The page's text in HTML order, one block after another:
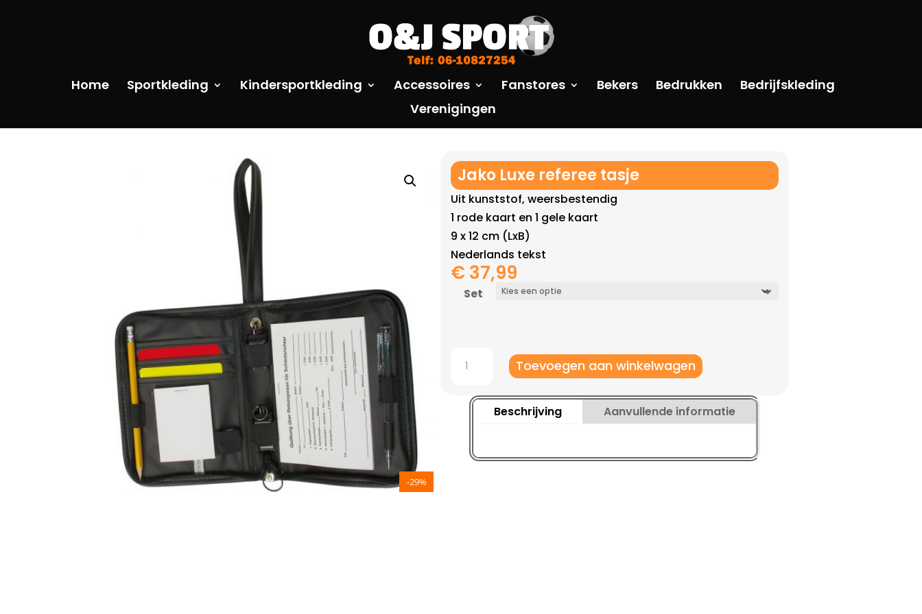
Home Sportkleding Kindersportkleding Accessoires Fanstores Bekers Bedrukken
Bedrijfskleding
Verenigingen
-29%
Jako Luxe referee tasje
Uit kunststof, weersbestendig
1 rode kaart en 1 gele kaart
9 x 12 cm (LxB)
Nederlands tekst
€ 37,99
Set
Luxe
referee
Toevoegen aan winkelwagen
Beschrijving Aanvullende informatie